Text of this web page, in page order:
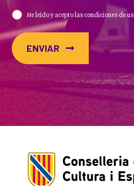
He leído y acepto las condiciones de
ENVIAR